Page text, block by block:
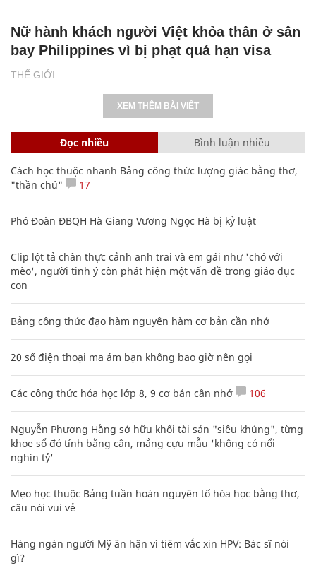
THẾ GIỚI
Nữ hành khách người Việt khỏa thân ở sân
bay Philippines vì bị phạt quá hạn visa
XEM THÊM BÀI VIẾT
Đọc nhiều Bình luận nhiều
Cách học thuộc nhanh Bảng công thức lượng giác bằng thơ,
"thần chú"
17
Phó Đoàn ĐBQH Hà Giang Vương Ngọc Hà bị kỷ luật
Clip lột tả chân thực cảnh anh trai và em gái như 'chó với
mèo', người tinh ý còn phát hiện một vấn đề trong giáo dục
con
Bảng công thức đạo hàm nguyên hàm cơ bản cần nhớ
20 số điện thoại ma ám bạn không bao giờ nên gọi
Các công thức hóa học lớp 8, 9 cơ bản cần nhớ 106
Nguyễn Phương Hằng sở hữu khối tài sản "siêu khủng", từng
khoe sổ đỏ tính bằng cân, mắng cựu mẫu 'không có nổi
nghìn tỷ'
Mẹo học thuộc Bảng tuần hoàn nguyên tố hóa học bằng thơ,
câu nói vui vẻ
Hàng ngàn người Mỹ ân hận vì tiêm vắc xin HPV: Bác sĩ nói
gì?